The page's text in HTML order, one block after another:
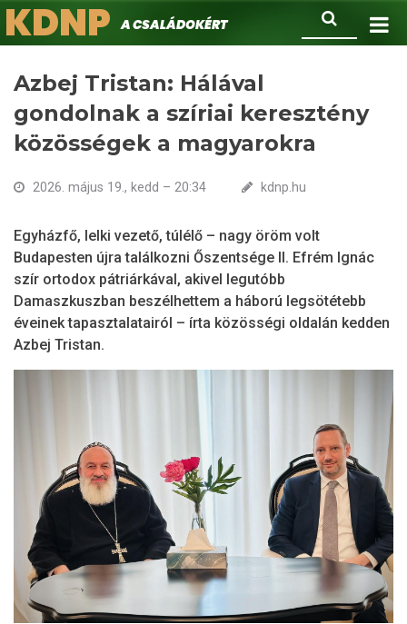
Ugrás
a
Keresés
KDNPA családokért.
Azbej Tristan: Hálával
gondolnak a szíriai keresztény
közösségek a magyarokra
2026. május 19., kedd – 20:34 kdnp.hu
Egyházfő, lelki vezető, túlélő – nagy öröm volt
Budapesten újra találkozni Őszentsége II. Efrém Ignác
szír ortodox pátriárkával, akivel legutóbb
Damaszkuszban beszélhettem a háború legsötétebb
éveinek tapasztalatairól – írta közösségi oldalán kedden
Azbej Tristan.